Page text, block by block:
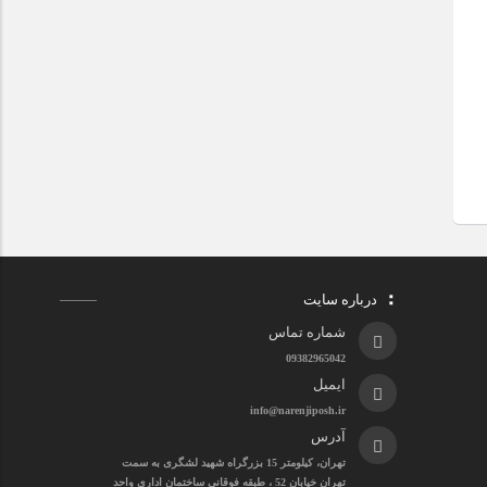
درباره سایت
شماره تماس
09382965042
ایمیل
info@narenjiposh.ir
آدرس
تهران، کیلومتر 15 بزرگراه شهید لشگری به سمت
تهران خیابان 52 ، طبقه فوقانی ساختمان اداری واحد